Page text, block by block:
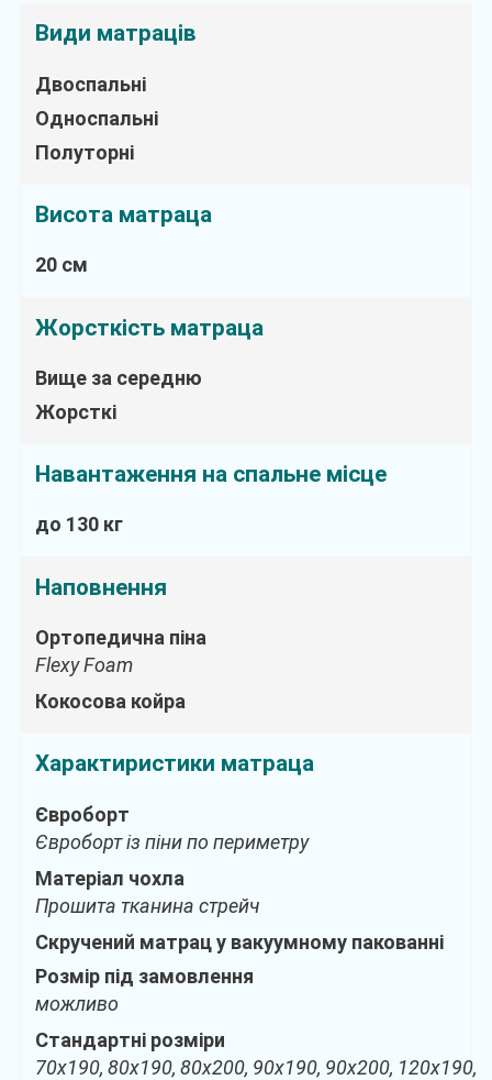
Види матраців
Двоспальні
Односпальні
Полуторні
Висота матраца
20 см
Жорсткість матраца
Вище за середню
Жорсткі
Навантаження на спальне місце
до 130 кг
Наповнення
Ортопедична піна
Flexy Foam
Кокосова койра
Характиристики матраца
Євроборт
Євроборт із піни по периметру
Матеріал чохла
Прошита тканина стрейч
Скручений матрац у вакуумному пакованні
Розмір під замовлення
можливо
Стандартні розміри
70х190, 80х190, 80х200, 90х190, 90х200, 120х190,